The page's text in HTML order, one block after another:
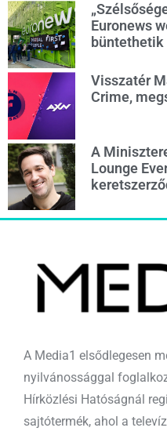
Euronews
büntethetik
Visszatér
Crime,
A
Lounge
A Media1 elsődlegesen
nyilvánossággal
Hírközlési Hatóságnál
sajtótermék, ahol a